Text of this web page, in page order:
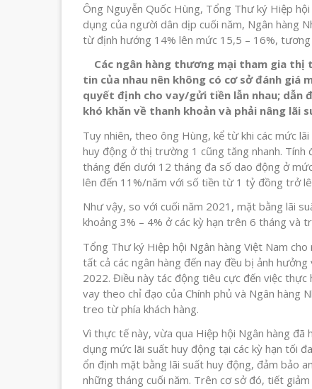
Ông Nguyễn Quốc Hùng, Tổng Thư ký Hiệp
dụng của người dân dịp cuối năm, Ngân hàng
từ định hướng 14% lên mức 15,5 – 16%,
Các ngân hàng thương mại tham gia thị
tin của nhau nên không có cơ sở đánh
quyết định cho vay/gửi tiền lẫn nhau; dẫn
khó khăn về thanh khoản và phải nâng lãi
Tuy nhiên, theo ông Hùng, kể từ khi các mức
huy động ở thị trường 1 cũng tăng nhanh.
tháng đến dưới 12 tháng đa số dao động ở
lên đến 11%/năm với số tiền từ 1 tỷ đồng trở
Như vậy, so với cuối năm 2021, mặt bằng lãi
khoảng 3% – 4% ở các kỳ hạn trên 6 tháng và
Tổng Thư ký Hiệp hội Ngân hàng Việt Nam
tất cả các ngân hàng đến nay đều bị ảnh
2022. Điều này tác động tiêu cực đến việc thực
vay theo chỉ đạo của Chính phủ và Ngân hàng
treo từ phía khách hàng.
Vì thực tế này, vừa qua Hiệp hội Ngân hàng đã
dụng mức lãi suất huy động tại các kỳ hạn tối
ổn định mặt bằng lãi suất huy động, đảm bảo
những tháng cuối năm. Trên cơ sở đó, tiết